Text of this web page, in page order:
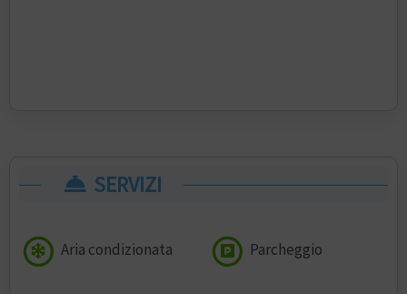
SERVIZI
Aria condizionata Parcheggio